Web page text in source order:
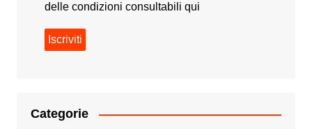
delle condizioni consultabili qui
Categorie